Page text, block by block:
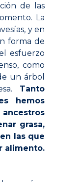
de las
La
y en
forma de
esfuerzo
como
un árbol
Tanto
hemos
grasa,
las que
alimento.